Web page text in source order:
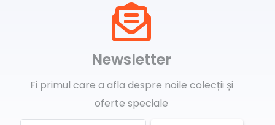
Newsletter
Fi primul care a afla despre noile colecții și
oferte speciale